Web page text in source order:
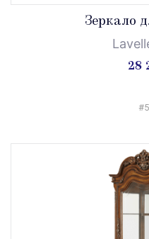
Зеркало
28